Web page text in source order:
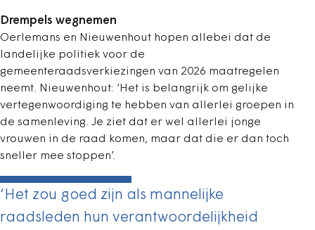
Drempels wegnemen
Oerlemans en Nieuwenhout hopen allebei dat de
landelijke politiek voor de
gemeenteraadsverkiezingen van 2026 maatregelen
neemt. Nieuwenhout: ‘Het is belangrijk om gelijke
vertegenwoordiging te hebben van allerlei groepen in
de samenleving. Je ziet dat er wel allerlei jonge
vrouwen in de raad komen, maar dat die er dan toch
sneller mee stoppen’.
‘Het zou goed zijn als mannelijke
raadsleden hun verantwoordelijkheid